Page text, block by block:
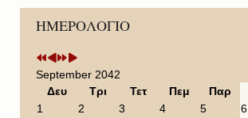
ΗΜΕΡΟΛΟΓΙΟ
P
r
v
i
u
P
r
v
i
o
N
e
t
Y
e
N
e
t
M
September 2042
Δευ
Τρι Τετ Πεμ Παρ
1
2 3 4 5 6